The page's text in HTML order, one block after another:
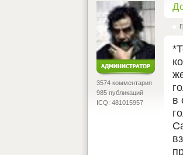
3574 комментария
985 публикаций
ICQ: 481015957
в